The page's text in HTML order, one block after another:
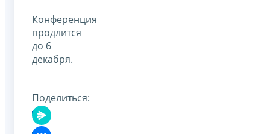
Конференция
продлится
до 6
декабря.
Поделиться: